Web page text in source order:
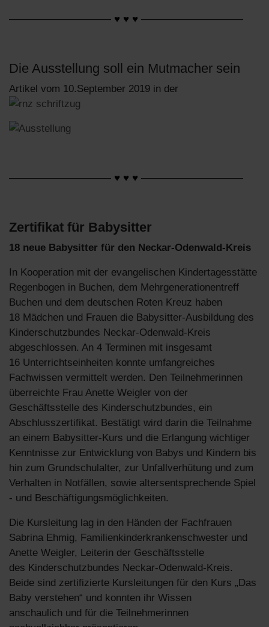
—————————— ♥ ♥ ♥ ——————————
Die Ausstellung soll ein Mutmacher sein
Artikel vom 10.September 2019 in der
—————————— ♥ ♥ ♥ ——————————
Zertifikat für Babysitter
18 neue Babysitter für den Neckar-Odenwald-Kreis
In Kooperation mit der evangelischen Kindertagesstätte
Regenbogen in Buchen, dem Mehrgenerationentreff
Buchen und dem deutschen Roten Kreuz haben
18 Mädchen und Frauen die Babysitter-Ausbildung des
Kinderschutzbundes Neckar-Odenwald-Kreis
abgeschlossen. An 4 Terminen mit insgesamt
16 Unterrichtseinheiten konnte umfangreiches
Fachwissen vermittelt werden. Den Teilnehmerinnen
überreichte Frau Anette Weigler von der
Geschäftsstelle des Kinderschutzbundes, ein
Abschlusszertifikat. Bestätigt wird darin die Teilnahme
an einem Babysitter-Kurs und die Erlangung wichtiger
Kenntnisse zur Entwicklung von Babys und Kindern bis
hin zum Grundschulalter, zur Unfallverhütung und zum
Verhalten in Notfällen, sowie altersentsprechende Spiel
- und Beschäftigungsmöglichkeiten.
Die Kursleitung lag in den Händen der Fachfrauen
Sabrina Ehmig, Familienkinderkrankenschwester und
Anette Weigler, Leiterin der Geschäftsstelle
des Kinderschutzbundes Neckar-Odenwald-Kreis.
Beide sind zertifizierte Kursleitungen für den Kurs „Das
Baby verstehen“ und konnten ihr Wissen
anschaulich und für die Teilnehmerinnen